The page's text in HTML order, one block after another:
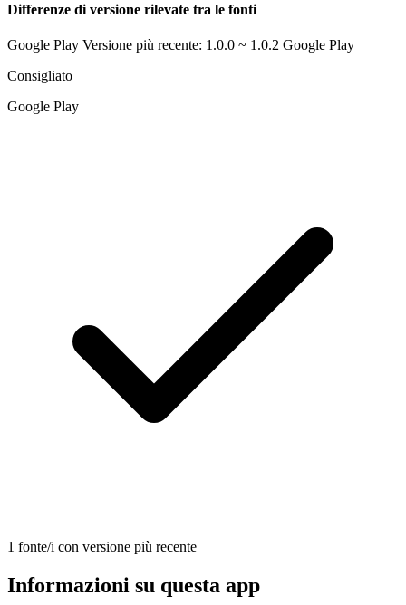
Differenze di versione rilevate tra le fonti
Google Play Versione più recente: 1.0.0 ~ 1.0.2 Google Play
Consigliato
Google Play
1 fonte/i con versione più recente
Informazioni su questa app